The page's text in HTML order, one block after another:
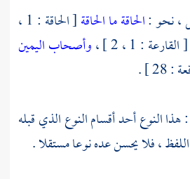
، نحو :الحاقةما الحاقة
[ الحاقة : 1 ،
[ القارعة : 1 ، 2 ] ،
وأصحاب اليمين
28 ] .
النوع أحد أقسام النوع الذي قبله
اللفظ ، فلا يحسن عده نوعا مستقلا .